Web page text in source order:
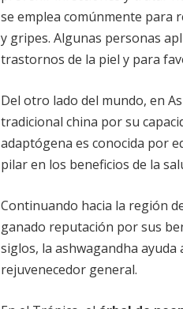
se emplea comúnmente para
y gripes. Algunas personas
trastornos de la piel y para
Del otro lado del mundo, en
tradicional china por su
adaptógena es conocida por
pilar en los beneficios de la
Continuando hacia la región
ganado reputación por sus
siglos, la ashwagandha
rejuvenecedor general.